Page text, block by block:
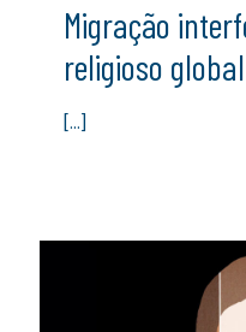
Migração
religioso global
[…]